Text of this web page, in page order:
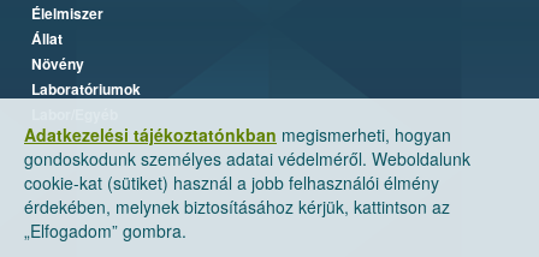
Adatkezelési tájékoztatónkban megismerheti, hogyan
gondoskodunk személyes adatai védelméről. Weboldalunk
cookie-kat (sütiket) használ a jobb felhasználói élmény
érdekében, melynek biztosításához kérjük, kattintson az
„Elfogadom” gombra.
Élelmiszer
Állat
Növény
Laboratóriumok